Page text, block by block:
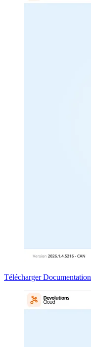
Télécharger Documentation